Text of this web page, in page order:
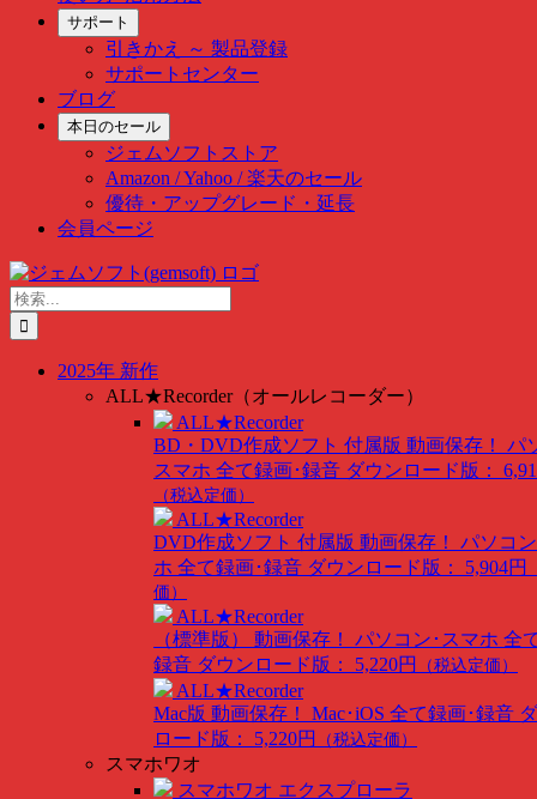
サポート
引きかえ ～ 製品登録
サポートセンター
ブログ
本日のセール
ジェムソフトストア
Amazon / Yahoo / 楽天のセール
優待・アップグレード・延長
会員ページ
Skip
to
content
検
索
…
2025年 新作
ALL★Recorder（オールレコーダー）
ALL★Recorder
BD・DVD作成ソフト 付属版 動画保存！ パ
スマホ 全て録画･録音 ダウンロード版：
（税込定価）
ALL★Recorder
DVD作成ソフト 付属版 動画保存！ パソコ
ホ 全て録画･録音 ダウンロード版： 5,904円
価）
ALL★Recorder
（標準版） 動画保存！ パソコン･スマホ 全
録音 ダウンロード版： 5,220円 （税込定価）
ALL★Recorder
Mac版 動画保存！ Mac･iOS 全て録画･録音
ロード版： 5,220円
（税込定価）
スマホワオ
スマホワオ エクスプローラ